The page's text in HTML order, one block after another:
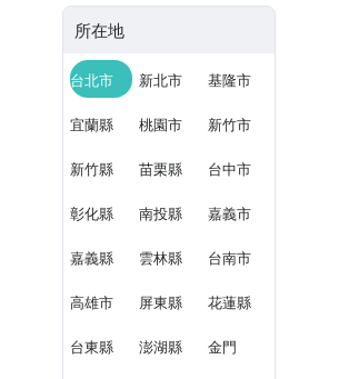
所在地
台北市 新北市 基隆市
宜蘭縣 桃園市 新竹市
新竹縣 苗栗縣 台中市
彰化縣 南投縣 嘉義市
嘉義縣 雲林縣 台南市
高雄市 屏東縣 花蓮縣
台東縣 澎湖縣 金門